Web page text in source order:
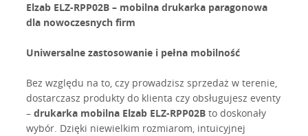
Elzab ELZ-RPP02B – mobilna drukarka paragonowa
dla nowoczesnych firm
Uniwersalne zastosowanie i pełna mobilność
Bez względu na to, czy prowadzisz sprzedaż w terenie,
dostarczasz produkty do klienta czy obsługujesz eventy
– drukarka mobilna Elzab ELZ-RPP02B to doskonały
wybór. Dzięki niewielkim rozmiarom, intuicyjnej